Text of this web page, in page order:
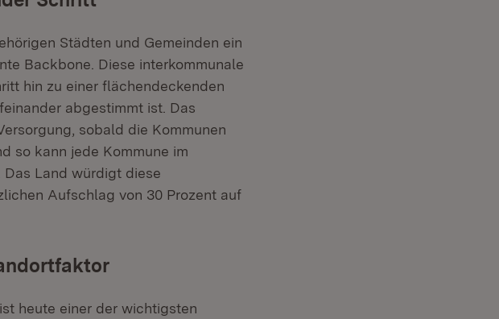
Städten und Gemeinden ein
Backbone. Diese interkommunale
hin zu einer flächendeckenden
abgestimmt ist. Das
sobald die Kommunen
so kann jede Kommune im
Land würdigt diese
Aufschlag von 30 Prozent auf
heute einer der wichtigsten